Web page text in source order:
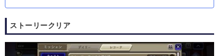
ストーリークリア